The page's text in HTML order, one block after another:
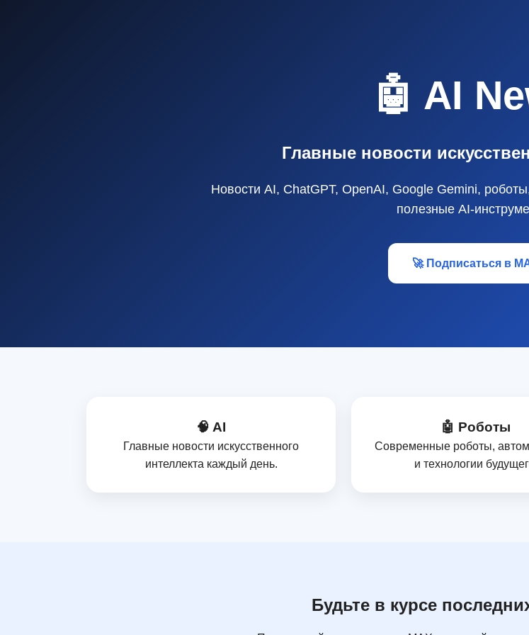
🤖 AI
Главные новости
Новости AI, ChatGPT, OpenAI, Google Gemini,
полезные
🚀 Подписаться в
🧠 AI
Главные новости искусственного
интеллекта каждый день.
🤖 Роботы
Современные роботы,
и технологии
Будьте в курсе